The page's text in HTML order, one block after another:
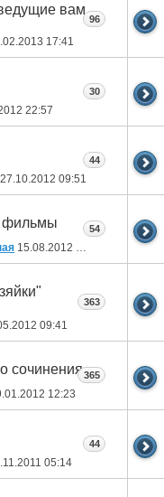
вам
17:41
96
22:57
30
27.10.2012 09:51
44
фильмы
15.08.2012
54
09:41
363
сочинения
12:23
365
05:14
44